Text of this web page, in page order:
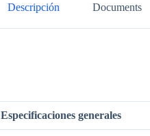
Descripción Documents
Especificaciones generales